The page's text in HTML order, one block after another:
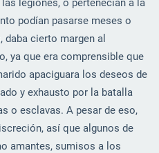
legiones, o pertenecían a la
podían pasarse meses o
daba cierto margen al
ya que era comprensible que
apaciguara los deseos de
y exhausto por la batalla
o esclavas. A pesar de eso,
así que algunos de
amantes, sumisos a los